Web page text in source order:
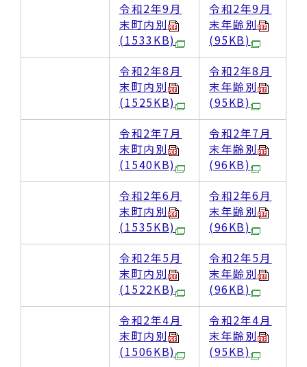
令和2年9月
末町内別
(1533KB)
令和2年9月
末年齢別
(95KB)
令和2年8月
末町内別
(1525KB)
令和2年8月
末年齢別
(95KB)
令和2年7月
末町内別
(1540KB)
令和2年7月
末年齢別
(96KB)
令和2年6月
末町内別
(1535KB)
令和2年6月
末年齢別
(96KB)
令和2年5月
末町内別
(1522KB)
令和2年5月
末年齢別
(96KB)
令和2年4月
末町内別
(1506KB)
令和2年4月
末年齢別
(95KB)